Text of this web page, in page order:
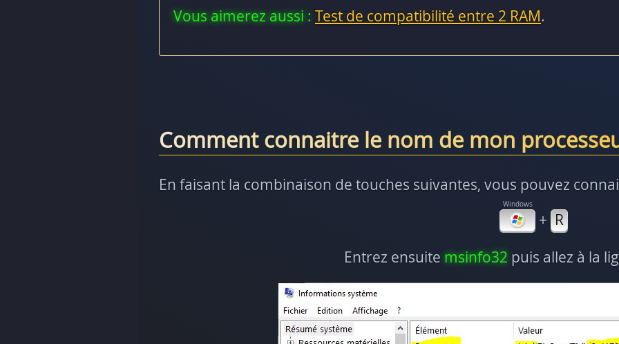
Vous aimerez aussi : Test de compatibilité entre 2 RAM.
Comment connaitre le nom de mon
En faisant la combinaison de touches suivantes, vous pouvez
+ R
Entrez ensuite msinfo32 puis allez à la